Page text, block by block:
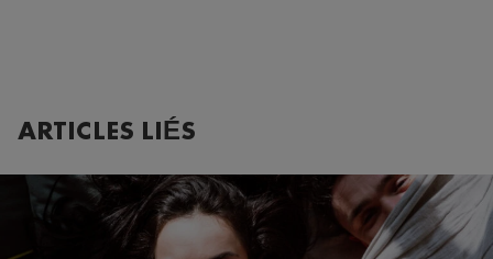
ARTICLES LIÉS